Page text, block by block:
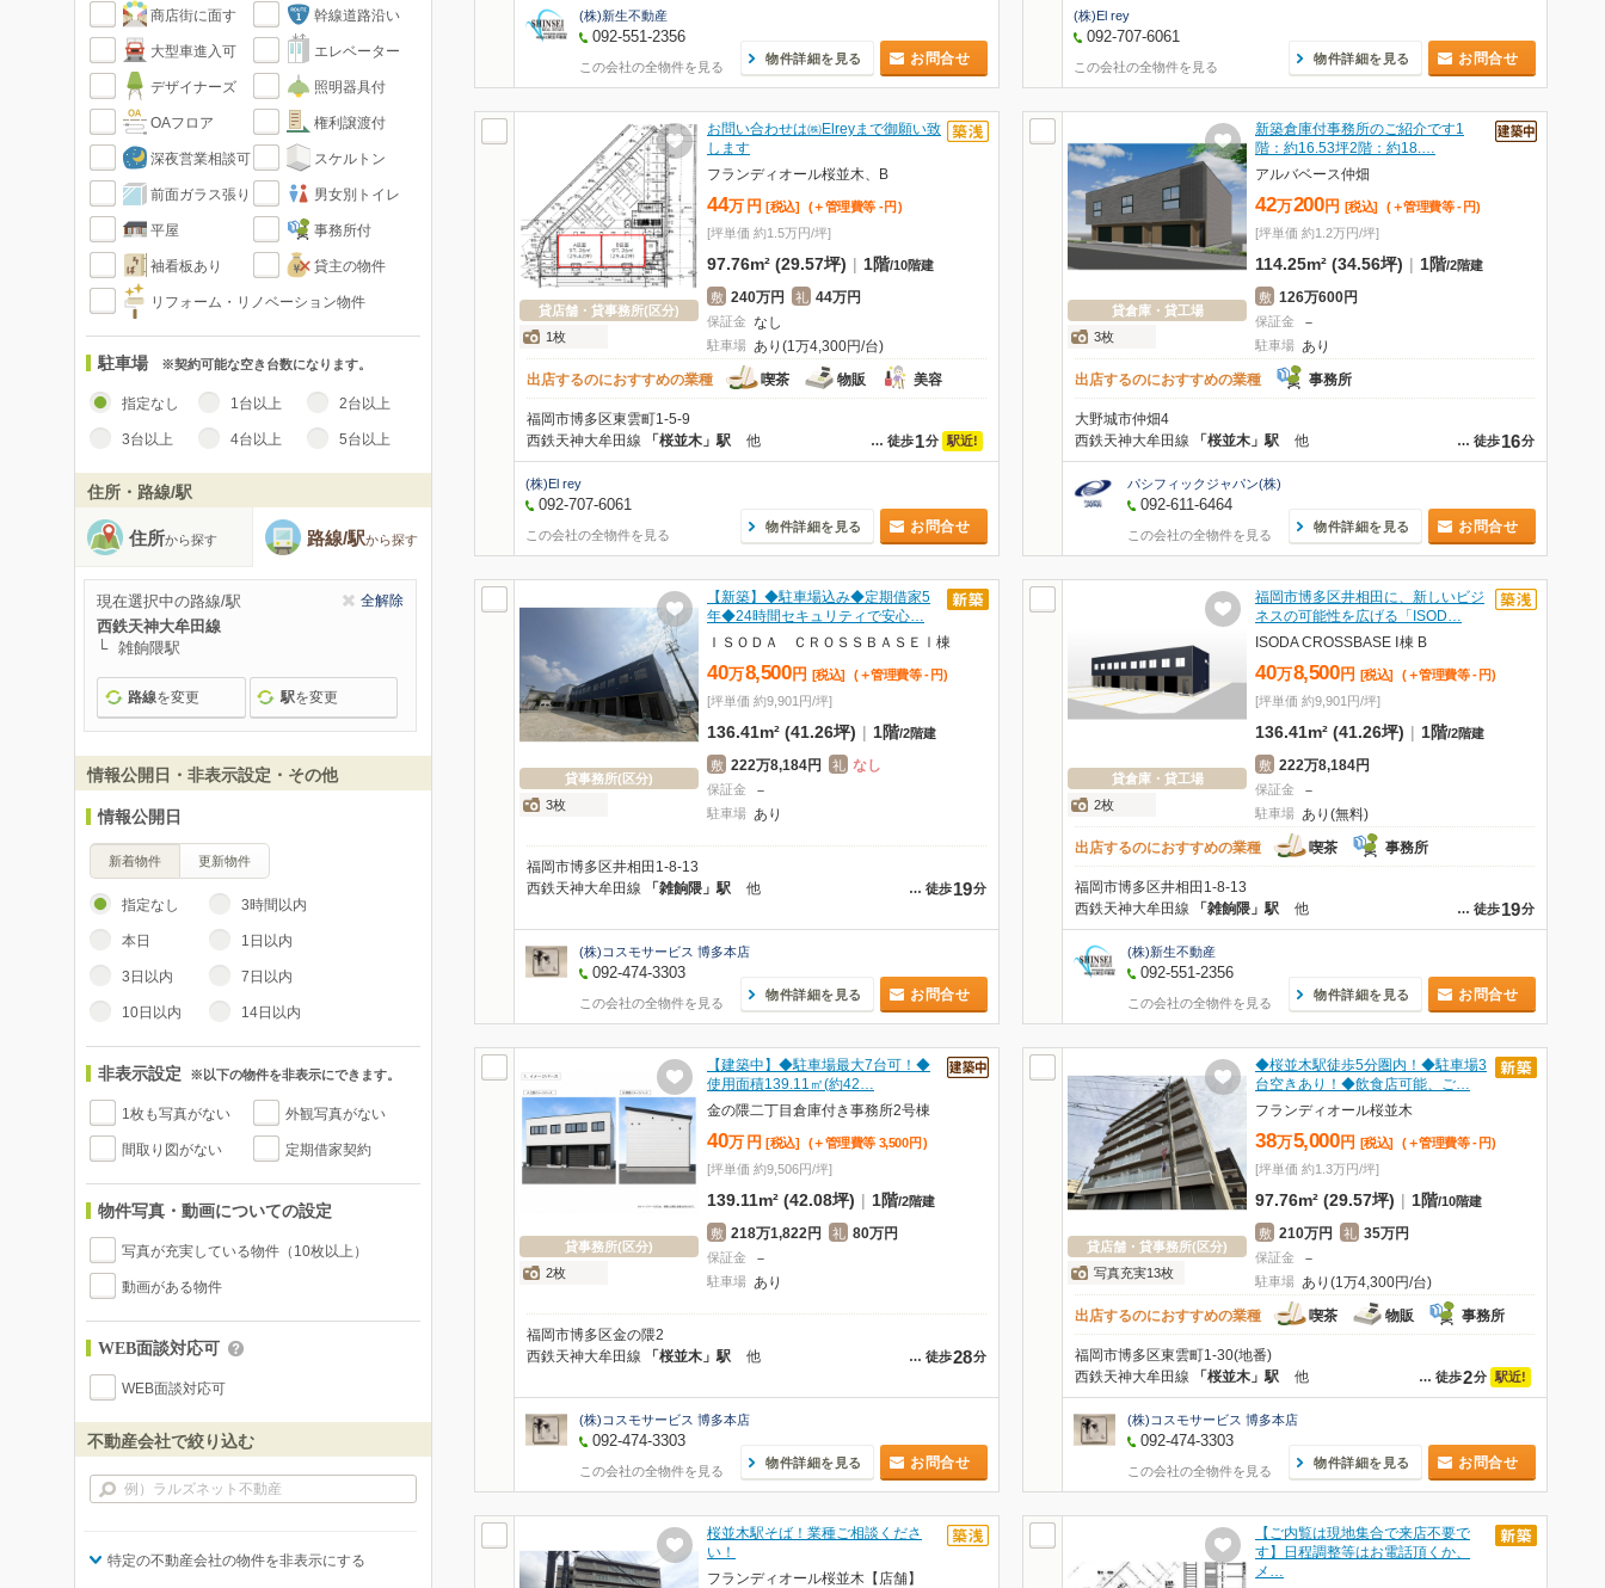
商店街に面す 幹線道路沿い
大型車進入可 エレベーター
デザイナーズ 照明器具付
OAフロア 権利譲渡付
深夜営業相談可 スケルトン
前面ガラス張り 男女別トイレ
平屋 事務所付
袖看板あり 貸主の物件
リフォーム・リノベーション物件
駐車場 ※契約可能な空き台数になります。
指定なし 1台以上 2台以上
3台以上 4台以上 5台以上
住所・路線/駅
住所から探す 路線/駅から探す
現在選択中の路線/駅 全解除
西鉄天神大牟田線
雑餉隈駅
路線を変更 駅を変更
情報公開日・非表示設定・その他
情報公開日
新着物件 更新物件
指定なし 3時間以内
本日 1日以内
3日以内 7日以内
10日以内 14日以内
非表示設定 ※以下の物件を非表示にできます。
1枚も写真がない 外観写真がない
間取り図がない 定期借家契約
物件写真・動画についての設定
写真が充実している物件（10枚以上）
動画がある物件
WEB面談対応可
WEB面談対応可
不動産会社で絞り込む
特定の不動産会社の物件を非表示にする
(株)新生不動産
092-551-2356
この会社の全物件を見る
物件詳細を見る お問合せ
(株)El rey
092-707-6061
この会社の全物件を見る
物件詳細を見る お問合せ
貸店舗・貸事務所(区分)
1枚
お問い合わせは㈱Elreyまで御願い致
します
フランディオール桜並木、B
44万 円 [税込] (＋管理費等 - 円 )
[坪単価 約1.5万円/坪]
97.76m² (29.57坪) | 1階/10階建
敷 240万円 礼 44万円
保証金 なし
駐車場 あり(1万4,300円/台)
出店するのにおすすめの業種
喫茶 物販 美容
福岡市博多区東雲町1-5-9
… 徒歩1分 駅近!
西鉄天神大牟田線 「桜並木」駅 他
(株)El rey
092-707-6061
この会社の全物件を見る
物件詳細を見る お問合せ
貸倉庫・貸工場
3枚
新築倉庫付事務所のご紹介です1
階：約16.53坪2階：約18.…
アルバベース仲畑
42万200 円 [税込] (＋管理費等 - 円)
[坪単価 約1.2万円/坪]
114.25m² (34.56坪) | 1階/2階建
敷 126万600円
保証金 －
駐車場 あり
出店するのにおすすめの業種
事務所
大野城市仲畑4
… 徒歩16分
西鉄天神大牟田線 「桜並木」駅 他
パシフィックジャパン(株)
092-611-6464
この会社の全物件を見る
物件詳細を見る お問合せ
貸事務所(区分)
3枚
【新築】◆駐車場込み◆定期借家5
年◆24時間セキュリティで安心…
ＩＳＯＤＡ ＣＲＯＳＳＢＡＳＥⅠ棟
40万8,500 円 [税込] (＋管理費等 - 円)
[坪単価 約9,901円/坪]
136.41m² (41.26坪) | 1階/2階建
敷 222万8,184円 礼 なし
保証金 －
駐車場 あり
福岡市博多区井相田1-8-13
… 徒歩19分
西鉄天神大牟田線 「雑餉隈」駅 他
(株)コスモサービス 博多本店
092-474-3303
この会社の全物件を見る
物件詳細を見る お問合せ
貸倉庫・貸工場
2枚
福岡市博多区井相田に、新しいビジ
ネスの可能性を広げる「ISOD…
ISODA CROSSBASE Ⅰ棟 B
40万8,500 円 [税込] (＋管理費等 - 円)
[坪単価 約9,901円/坪]
136.41m² (41.26坪) | 1階/2階建
敷 222万8,184円
保証金 －
駐車場 あり(無料)
出店するのにおすすめの業種
喫茶 事務所
福岡市博多区井相田1-8-13
… 徒歩19分
西鉄天神大牟田線 「雑餉隈」駅 他
(株)新生不動産
092-551-2356
この会社の全物件を見る
物件詳細を見る お問合せ
貸事務所(区分)
2枚
【建築中】◆駐車場最大7台可！◆
使用面積139.11㎡(約42…
金の隈二丁目倉庫付き事務所2号棟
40万 円 [税込] (＋管理費等 3,500 円 )
[坪単価 約9,506円/坪]
139.11m² (42.08坪) | 1階/2階建
敷 218万1,822円 礼 80万円
保証金 －
駐車場 あり
福岡市博多区金の隈2
… 徒歩28分
西鉄天神大牟田線 「桜並木」駅 他
(株)コスモサービス 博多本店
092-474-3303
この会社の全物件を見る
物件詳細を見る お問合せ
貸店舗・貸事務所(区分)
写真充実13枚
◆桜並木駅徒歩5分圏内！◆駐車場3
台空きあり！◆飲食店可能、ご…
フランディオール桜並木
38万5,000 円 [税込] (＋管理費等 - 円)
[坪単価 約1.3万円/坪]
97.76m² (29.57坪) | 1階/10階建
敷 210万円 礼 35万円
保証金 －
駐車場 あり(1万4,300円/台)
出店するのにおすすめの業種
喫茶 物販 事務所
福岡市博多区東雲町1-30(地番)
… 徒歩2分 駅近!
西鉄天神大牟田線 「桜並木」駅 他
(株)コスモサービス 博多本店
092-474-3303
この会社の全物件を見る
物件詳細を見る お問合せ
桜並木駅そば！業種ご相談くださ
い！
フランディオール桜並木【店舗】
【ご内覧は現地集合で来店不要で
す】日程調整等はお電話頂くか、
メ…